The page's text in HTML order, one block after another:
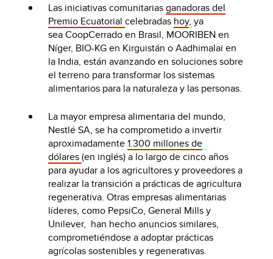
Las iniciativas comunitariasganadoras del
Premio Ecuatorialcelebradas hoy, ya
sea CoopCerrado en Brasil, MOORIBEN en
Níger, BIO-KG en Kirguistán o Aadhimalai en
la India, están avanzando en soluciones sobre
el terreno para transformar los sistemas
alimentarios para la naturaleza y las personas.
La mayor empresa alimentaria del mundo,
Nestlé SA, se ha comprometido a invertir
aproximadamente1.300 millones de
dólares(en inglés) a lo largo de cinco años
para ayudar a los agricultores y proveedores a
realizar la transición a prácticas de agricultura
regenerativa. Otras empresas alimentarias
líderes, como PepsiCo, General Mills y
Unilever, han hecho anuncios similares,
comprometiéndose a adoptar prácticas
agrícolas sostenibles y regenerativas.